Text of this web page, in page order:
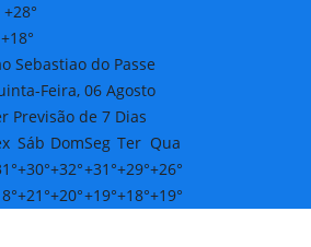
+28°
+18°
Sebastiao do Passe
Feira, 06 Agosto
Previsão de 7 Dias
Sáb DomSeg Ter Qua
+30°+32°+31°+29°+26°
+21°+20°+19°+18°+19°